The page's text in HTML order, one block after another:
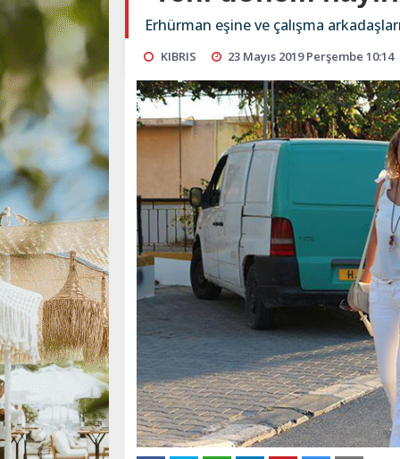
Erhürman eşine ve çalışma
KIBRIS 23 Mayıs 2019 Perşembe 10:14